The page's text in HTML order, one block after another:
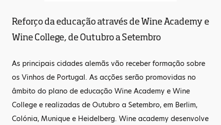
Reforço da educação através de Wine Academy e
Wine College, de Outubro a Setembro
As principais cidades alemãs vão receber formação sobre
os Vinhos de Portugal. As acções serão promovidas no
âmbito do plano de educação Wine Academy e Wine
College e realizadas de Outubro a Setembro, em Berlim,
Colónia, Munique e Heidelberg. Wine academy desenvolve